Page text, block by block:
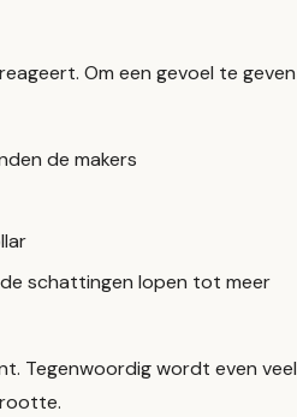
Om een gevoel te geven
de makers
schattingen lopen tot meer
Tegenwoordig wordt even veel